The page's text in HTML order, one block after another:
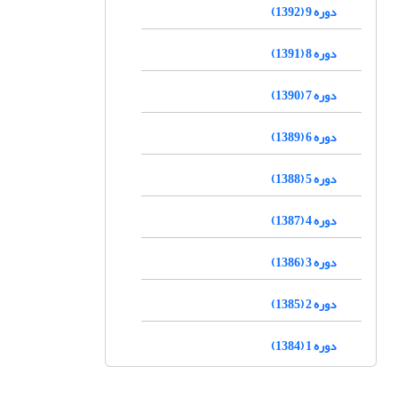
دوره 9 (1392)
دوره 8 (1391)
دوره 7 (1390)
دوره 6 (1389)
دوره 5 (1388)
دوره 4 (1387)
دوره 3 (1386)
دوره 2 (1385)
دوره 1 (1384)